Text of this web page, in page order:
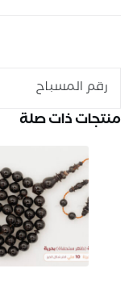
رقم المسباح
منتجات ذات صلة